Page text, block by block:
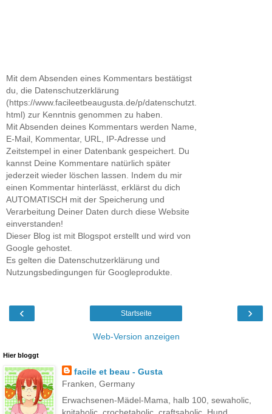
Mit dem Absenden eines Kommentars bestätigst
du, die Datenschutzerklärung
(https://www.facileetbeaugusta.de/p/datenschutzt.
html) zur Kenntnis genommen zu haben.
Mit Absenden deines Kommentars werden Name,
E-Mail, Kommentar, URL, IP-Adresse und
Zeitstempel in einer Datenbank gespeichert. Du
kannst Deine Kommentare natürlich später
jederzeit wieder löschen lassen. Indem du mir
einen Kommentar hinterlässt, erklärst du dich
AUTOMATISCH mit der Speicherung und
Verarbeitung Deiner Daten durch diese Website
einverstanden!
Dieser Blog ist mit Blogspot erstellt und wird von
Google gehostet.
Es gelten die Datenschutzerklärung und
Nutzungsbedingungen für Googleprodukte.
‹ ›
Startseite
Web-Version anzeigen
Hier bloggt
facile et beau - Gusta
Franken, Germany
Erwachsenen-Mädel-Mama, halb 100, sewaholic,